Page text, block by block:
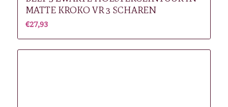
MATTE KROKO VR 3 SCHAREN
€27,93